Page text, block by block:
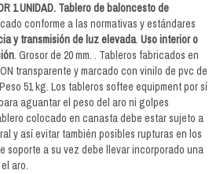
1 UNIDAD. Tablero de baloncesto de
conforme a las normativas y estándares
y transmisión de luz elevada. Uso interior o
. Grosor de 20 mm. . Tableros fabricados en
transparente y marcado con vinilo de pvc de
51 kg. Los tableros softee equipment por sí
aguantar el peso del aro ni golpes
colocado en canasta debe estar sujeto a
y así evitar también posibles rupturas en los
soporte a su vez debe llevar incorporado una
aro.